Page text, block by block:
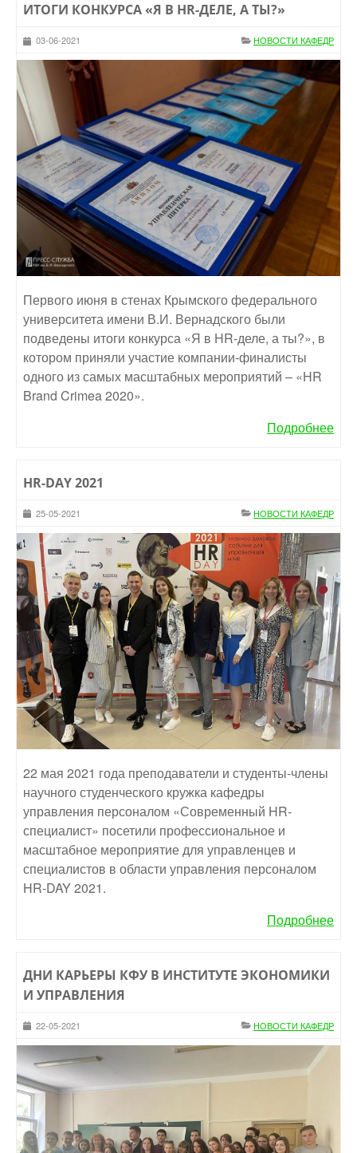
ИТОГИ КОНКУРСА «Я В HR-ДЕЛЕ, А ТЫ?»
03-06-2021 НОВОСТИ КАФЕДР
Первого июня в стенах Крымского федерального
университета имени В.И. Вернадского были
подведены итоги конкурса «Я в HR-деле, а ты?», в
котором приняли участие компании-финалисты
одного из самых масштабных мероприятий – «HR
Brand Crimea 2020».
Подробнее
HR-DAY 2021
25-05-2021 НОВОСТИ КАФЕДР
22 мая 2021 года преподаватели и студенты-члены
научного студенческого кружка кафедры
управления персоналом «Современный HR-
специалист» посетили профессиональное и
масштабное мероприятие для управленцев и
специалистов в области управления персоналом
HR-DAY 2021.
Подробнее
ДНИ КАРЬЕРЫ КФУ В ИНСТИТУТЕ ЭКОНОМИКИ
И УПРАВЛЕНИЯ
22-05-2021 НОВОСТИ КАФЕДР